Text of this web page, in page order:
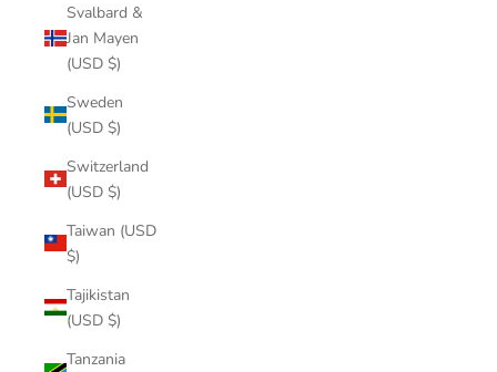
Svalbard &
Jan Mayen
(USD $)
Sweden
(USD $)
Switzerland
(USD $)
Taiwan (USD
$)
Tajikistan
(USD $)
Tanzania